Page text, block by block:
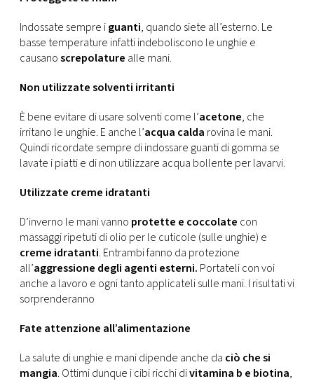
Indossate sempre iguanti, quando siete all’esterno. Le
basse temperature infatti indeboliscono le unghie e
causanoscrepolature alle mani.
Non utilizzate solventi irritanti
È bene evitare di usare solventi come l’acetone, che
irritano le unghie. E anche l’acqua calda rovina le mani.
Quindi ricordate sempre di indossare guanti di gomma se
lavate i piatti e di non utilizzare acqua bollente per lavarvi.
Utilizzate creme idratanti
D’inverno le mani vanno protette e coccolate con
massaggi ripetuti di olio per le cuticole (sulle unghie) e
creme idratanti. Entrambi fanno da protezione
all’aggressione degli agenti esterni. Portateli con voi
anche a lavoro e ogni tanto applicateli sulle mani. I risultati vi
sorprenderanno
Fate attenzione all’alimentazione
La salute di unghie e mani dipende anche da ciò che si
mangia. Ottimi dunque i cibi ricchi divitamina b e biotina,